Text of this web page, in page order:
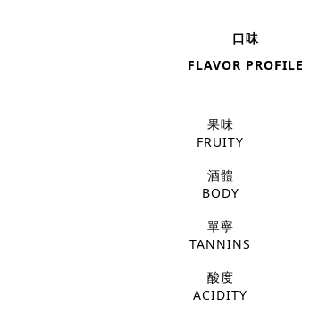
口味
FLAVOR PROFILE
果味
FRUITY
酒體
BODY
單寧
TANNINS
酸度
ACIDITY